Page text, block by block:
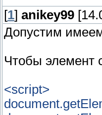
[1] anikey99
Допустим
Чтобы элемент
<script>